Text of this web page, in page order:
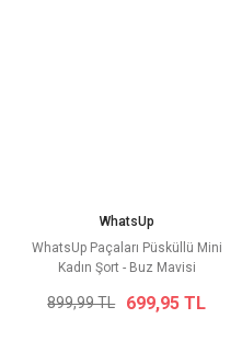
WhatsUp
WhatsUp Paçaları Püsküllü Mini
Kadın Şort - Buz Mavisi
899,99 TL 699,95 TL